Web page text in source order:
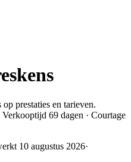
prestaties en tarieven.
69 dagen · Courtage
10 augustus 2026·